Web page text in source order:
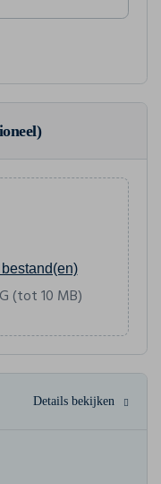
(tot 10 MB)
Details bekijken